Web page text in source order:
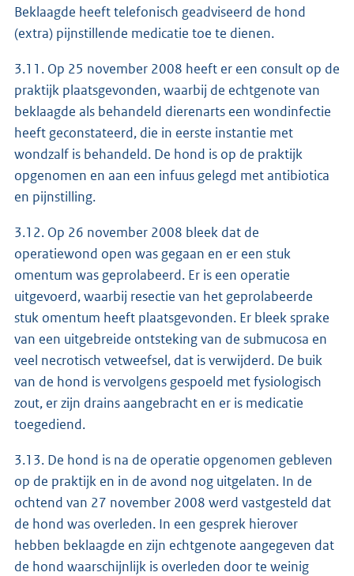
Beklaagde heeft telefonisch geadviseerd de hond
(extra) pijnstillende medicatie toe te dienen.
3.11. Op 25 november 2008 heeft er een consult op de
praktijk plaatsgevonden, waarbij de echtgenote van
beklaagde als behandeld dierenarts een wondinfectie
heeft geconstateerd, die in eerste instantie met
wondzalf is behandeld. De hond is op de praktijk
opgenomen en aan een infuus gelegd met antibiotica
en pijnstilling.
3.12. Op 26 november 2008 bleek dat de
operatiewond open was gegaan en er een stuk
omentum was geprolabeerd. Er is een operatie
uitgevoerd, waarbij resectie van het geprolabeerde
stuk omentum heeft plaatsgevonden. Er bleek sprake
van een uitgebreide ontsteking van de submucosa en
veel necrotisch vetweefsel, dat is verwijderd. De buik
van de hond is vervolgens gespoeld met fysiologisch
zout, er zijn drains aangebracht en er is medicatie
toegediend.
3.13. De hond is na de operatie opgenomen gebleven
op de praktijk en in de avond nog uitgelaten. In de
ochtend van 27 november 2008 werd vastgesteld dat
de hond was overleden. In een gesprek hierover
hebben beklaagde en zijn echtgenote aangegeven dat
de hond waarschijnlijk is overleden door te weinig